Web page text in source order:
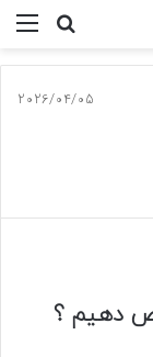
جستجو
2026/04/05
دهیم ؟